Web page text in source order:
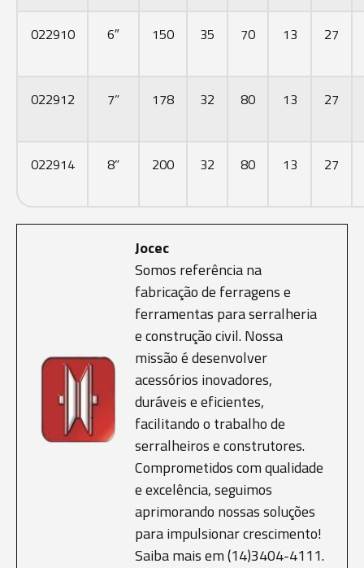
022910 6″ 150 35 70 13 27
022912 7” 178 32 80 13 27
022914 8” 200 32 80 13 27
Jocec
Somos referência na
fabricação de ferragens e
ferramentas para serralheria
e construção civil. Nossa
missão é desenvolver
acessórios inovadores,
duráveis e eficientes,
facilitando o trabalho de
serralheiros e construtores.
Comprometidos com qualidade
e excelência, seguimos
aprimorando nossas soluções
para impulsionar crescimento!
Saiba mais em (14)3404-4111.